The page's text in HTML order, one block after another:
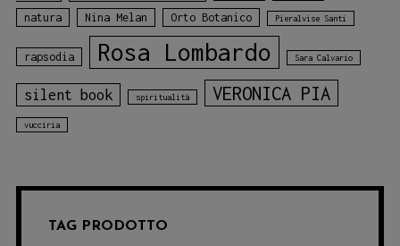
natura Nina Melan Orto Botanico Pieralvise Santi
rapsodia Rosa Lombardo Sara Calvario
silent book spiritualità VERONICA PIA
vucciria
TAG PRODOTTO